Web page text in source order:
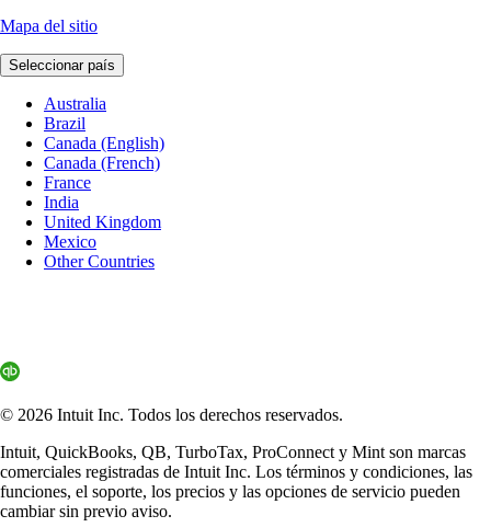
Mapa del sitio
Seleccionar país
Australia
Brazil
Canada (English)
Canada (French)
France
India
United Kingdom
Mexico
Other Countries
© 2026 Intuit Inc. Todos los derechos reservados.
Intuit, QuickBooks, QB, TurboTax, ProConnect y Mint son marcas
comerciales registradas de Intuit Inc. Los términos y condiciones, las
funciones, el soporte, los precios y las opciones de servicio pueden
cambiar sin previo aviso.